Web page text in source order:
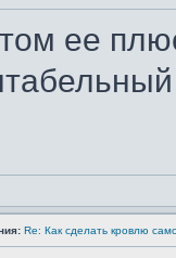
ее
Re: Как сделать кровлю